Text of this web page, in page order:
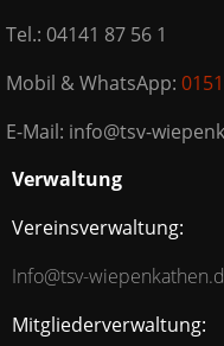
Tel.: 04141 87 56 1
Mobil & WhatsApp:
E-Mail: info@tsv-
Verwaltung
Vereinsverwaltung:
Info@tsv-
Mitgliederverwaltung: